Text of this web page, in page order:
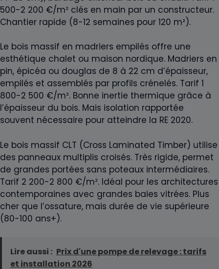
500-2 200 €/m² clés en main par un constructeur.
Chantier rapide (8-12 semaines pour 120 m²).
Le bois massif en madriers empilés offre une
esthétique chalet ou maison nordique. Madriers en
pin, épicéa ou douglas de 8 à 22 cm d’épaisseur,
empilés et assemblés par profils crénelés. Tarif 1
800-2 500 €/m². Bonne inertie thermique grâce à
l’épaisseur du bois. Mais isolation rapportée
souvent nécessaire pour atteindre la RE 2020.
Le bois massif CLT (Cross Laminated Timber) utilise
des panneaux multiplis croisés. Très rigide, permet
de grandes portées sans poteaux intermédiaires.
Tarif 2 200-2 800 €/m². Idéal pour les architectures
contemporaines avec grandes baies vitrées. Plus
cher que l’ossature, mais durée de vie supérieure
(80-100 ans+).
Lire aussi : Prix d'une pompe de relevage : tarifs
et installation 2026